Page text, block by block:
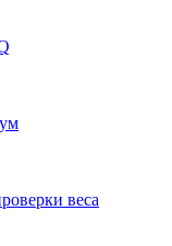
веса